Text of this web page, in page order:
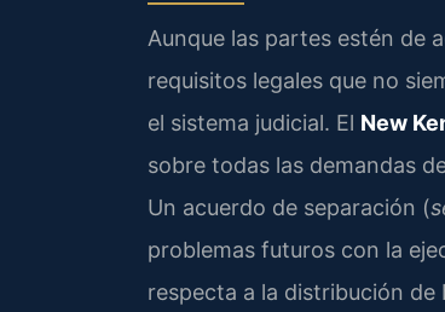
Aunque las partes estén de
requisitos legales que no
el sistema judicial. El New
sobre todas las demandas
Un acuerdo de separación (
problemas futuros con la
respecta a la distribución de